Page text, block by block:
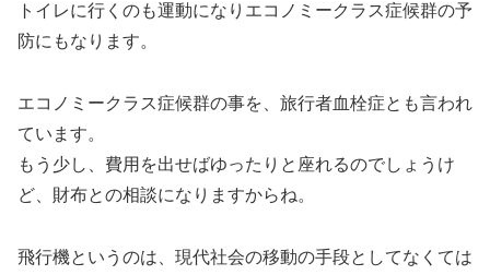
トイレに行くのも運動になりエコノミークラス症候群の予
防にもなります。
エコノミークラス症候群の事を、旅行者血栓症とも言われ
ています。
もう少し、費用を出せばゆったりと座れるのでしょうけ
ど、財布との相談になりますからね。
飛行機というのは、現代社会の移動の手段としてなくては